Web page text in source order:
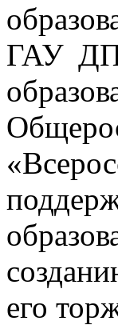
ГАУ
его